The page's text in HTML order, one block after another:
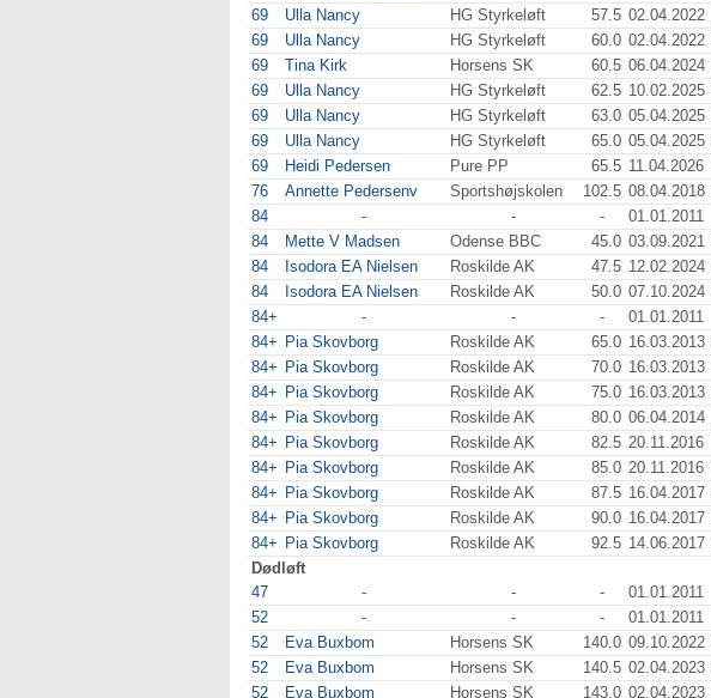
69
Ulla Nancy HG Styrkeløft 57.5 02.04.2022
69
Ulla Nancy HG Styrkeløft 60.0 02.04.2022
69
Tina Kirk Horsens SK 60.5 06.04.2024
69
Ulla Nancy HG Styrkeløft 62.5 10.02.2025
69
Ulla Nancy HG Styrkeløft 63.0 05.04.2025
69
Ulla Nancy HG Styrkeløft 65.0 05.04.2025
69
Heidi Pedersen Pure PP 65.5 11.04.2026
76
Annette Pedersenv Sportshøjskolen 102.5 08.04.2018
84
- - - 01.01.2011
84
Mette V Madsen Odense BBC 45.0 03.09.2021
84
Isodora EA Nielsen Roskilde AK 47.5 12.02.2024
84
Isodora EA Nielsen Roskilde AK 50.0 07.10.2024
84+
- - - 01.01.2011
84+ Pia Skovborg Roskilde AK 65.0 16.03.2013
84+ Pia Skovborg Roskilde AK 70.0 16.03.2013
84+ Pia Skovborg Roskilde AK 75.0 16.03.2013
84+ Pia Skovborg Roskilde AK 80.0 06.04.2014
84+ Pia Skovborg Roskilde AK 82.5 20.11.2016
84+ Pia Skovborg Roskilde AK 85.0 20.11.2016
84+ Pia Skovborg Roskilde AK 87.5 16.04.2017
84+ Pia Skovborg Roskilde AK 90.0 16.04.2017
84+ Pia Skovborg Roskilde AK 92.5 14.06.2017
Dødløft
47
- - - 01.01.2011
52
- - - 01.01.2011
52
Eva Buxbom Horsens SK 140.0 09.10.2022
52
Eva Buxbom Horsens SK 140.5 02.04.2023
52
Eva Buxbom Horsens SK 143.0 02.04.2023